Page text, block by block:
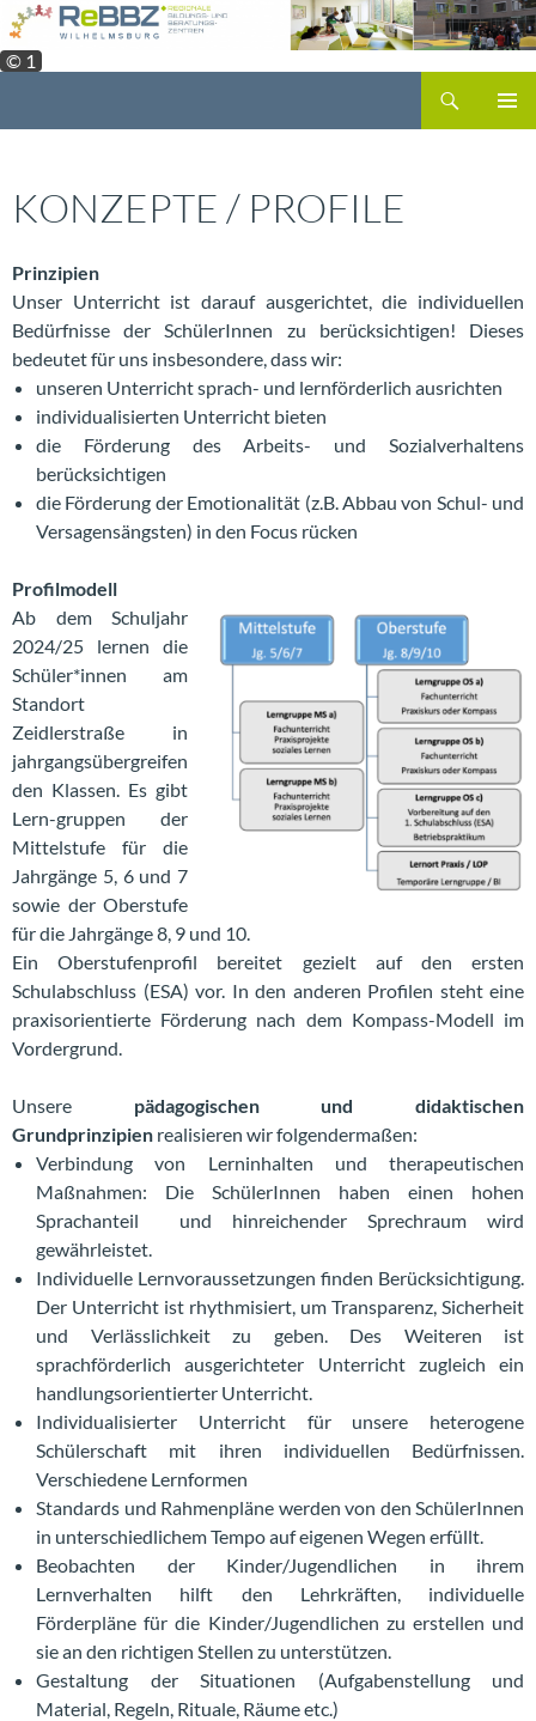
Zum
Inhalt
springen
© 1
KONZEPTE / PROFILE
Prinzipien
Unser Unterricht ist darauf ausgerichtet, die individuellen
Bedürfnisse der SchülerInnen zu berücksichtigen! Dieses
bedeutet für uns insbesondere, dass wir:
unseren Unterricht sprach- und lernförderlich ausrichten
individualisierten Unterricht bieten
die Förderung des Arbeits- und Sozialverhaltens
berücksichtigen
die Förderung der Emotionalität (z.B. Abbau von Schul- und
Versagensängsten) in den Focus rücken
Profilmodell
Ab dem Schuljahr
2024/25 lernen die
Schüler*innen am
Standort
Zeidlerstraße in
jahrgangsübergreifen
den Klassen. Es gibt
Lern-gruppen der
Mittelstufe für die
Jahrgänge 5, 6 und 7
sowie der Oberstufe
für die Jahrgänge 8, 9 und 10.
Ein Oberstufenprofil bereitet gezielt auf den ersten
Schulabschluss (ESA) vor. In den anderen Profilen steht eine
praxisorientierte Förderung nach dem Kompass-Modell im
Vordergrund.
Unsere pädagogischen und didaktischen
Grundprinzipien realisieren wir folgendermaßen:
Verbindung von Lerninhalten und therapeutischen
Maßnahmen: Die SchülerInnen haben einen hohen
Sprachanteil und hinreichender Sprechraum wird
gewährleistet.
Individuelle Lernvoraussetzungen finden Berücksichtigung.
Der Unterricht ist rhythmisiert, um Transparenz, Sicherheit
und Verlässlichkeit zu geben. Des Weiteren ist
sprachförderlich ausgerichteter Unterricht zugleich ein
handlungsorientierter Unterricht.
Individualisierter Unterricht für unsere heterogene
Schülerschaft mit ihren individuellen Bedürfnissen.
Verschiedene Lernformen
Standards und Rahmenpläne werden von den SchülerInnen
in unterschiedlichem Tempo auf eigenen Wegen erfüllt.
Beobachten der Kinder/Jugendlichen in ihrem
Lernverhalten hilft den Lehrkräften, individuelle
Förderpläne für die Kinder/Jugendlichen zu erstellen und
sie an den richtigen Stellen zu unterstützen.
Gestaltung der Situationen (Aufgabenstellung und
Material, Regeln, Rituale, Räume etc.)